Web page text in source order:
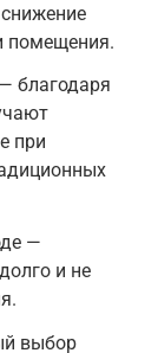
помещения.
благодаря
при
—
и не
выбор